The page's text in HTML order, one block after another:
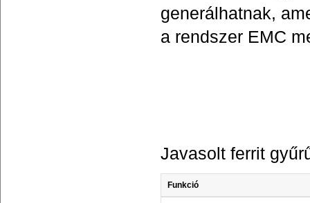
generálhatnak,
a rendszer EMC
Javasolt ferrit
Funkció